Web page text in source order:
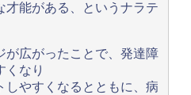
才能がある、というナラテ
が広がったことで、発達障
くなり
しやすくなるとともに、病